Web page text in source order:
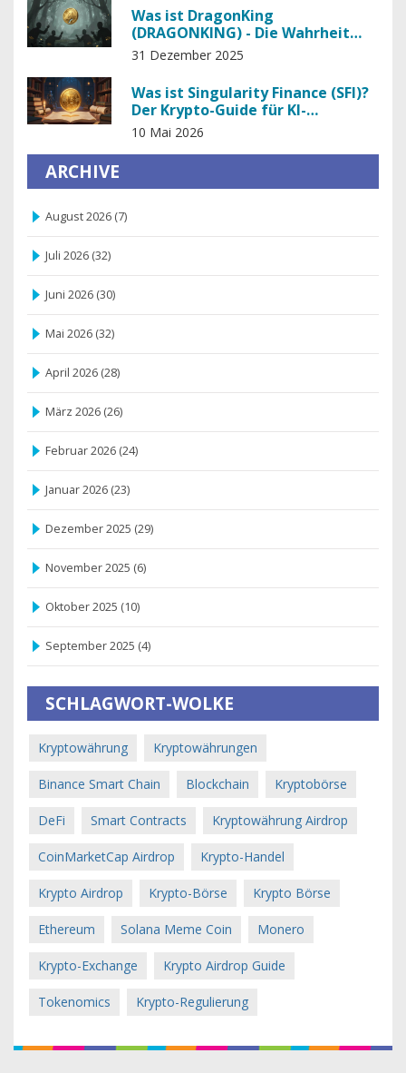
Was ist DragonKing
(DRAGONKING) - Die Wahrheit
hinter dem Kryptotoken mit dem
31 Dezember 2025
Was ist Singularity Finance (SFI)?
Der Krypto-Guide für KI-
Infrastruktur
10 Mai 2026
ARCHIVE
August 2026 (7)
Juli 2026 (32)
Juni 2026 (30)
Mai 2026 (32)
April 2026 (28)
März 2026 (26)
Februar 2026 (24)
Januar 2026 (23)
Dezember 2025 (29)
November 2025 (6)
Oktober 2025 (10)
September 2025 (4)
SCHLAGWORT-WOLKE
Kryptowährung Kryptowährungen
Binance Smart Chain Blockchain Kryptobörse
DeFi Smart Contracts Kryptowährung Airdrop
CoinMarketCap Airdrop Krypto-Handel
Krypto Airdrop Krypto-Börse Krypto Börse
Ethereum Solana Meme Coin Monero
Krypto-Exchange Krypto Airdrop Guide
Tokenomics Krypto-Regulierung